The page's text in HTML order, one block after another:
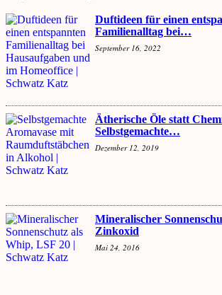
Duftideen für einen
Familienalltag bei…
September 16, 2022
Ätherische Öle statt
Selbstgemachte…
Dezember 12, 2019
Mineralischer
Zinkoxid
Mai 24, 2016